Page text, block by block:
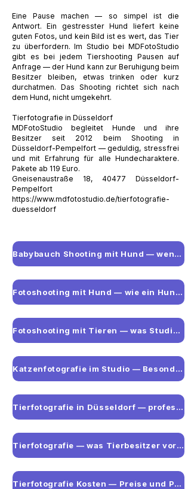
Eine Pause machen — so simpel ist die
Antwort. Ein gestresster Hund liefert keine
guten Fotos, und kein Bild ist es wert, das Tier
zu überfordern. Im Studio bei MDFotoStudio
gibt es bei jedem Tiershooting Pausen auf
Anfrage — der Hund kann zur Beruhigung beim
Besitzer bleiben, etwas trinken oder kurz
durchatmen. Das Shooting richtet sich nach
dem Hund, nicht umgekehrt.
Tierfotografie in Düsseldorf
MDFotoStudio begleitet Hunde und ihre
Besitzer seit 2012 beim Shooting in
Düsseldorf-Pempelfort — geduldig, stressfrei
und mit Erfahrung für alle Hundecharaktere.
Pakete ab 119 Euro.
Gneisenaustraße 18, 40477 Düsseldorf-
Pempelfort
https://www.mdfotostudio.de/tierfotografie-
duesseldorf
Babybauch Shooting mit Hund — wenn das Haustier mit aufs Foto soll
Fotoshooting mit Hund — wie ein Hundeshooting wirklich funktioniert
Fotoshooting mit Tieren — was Studio-Tierfotografie ausmacht
Katzenfotografie im Studio — Besonderheiten und Tipps
Tierfotografie in Düsseldorf — professionelles Studio für Haustiere
Tierfotografie — was Tierbesitzer vor dem Shooting wissen sollten
Tierfotografie Kosten — Preise und Pakete im Überblick